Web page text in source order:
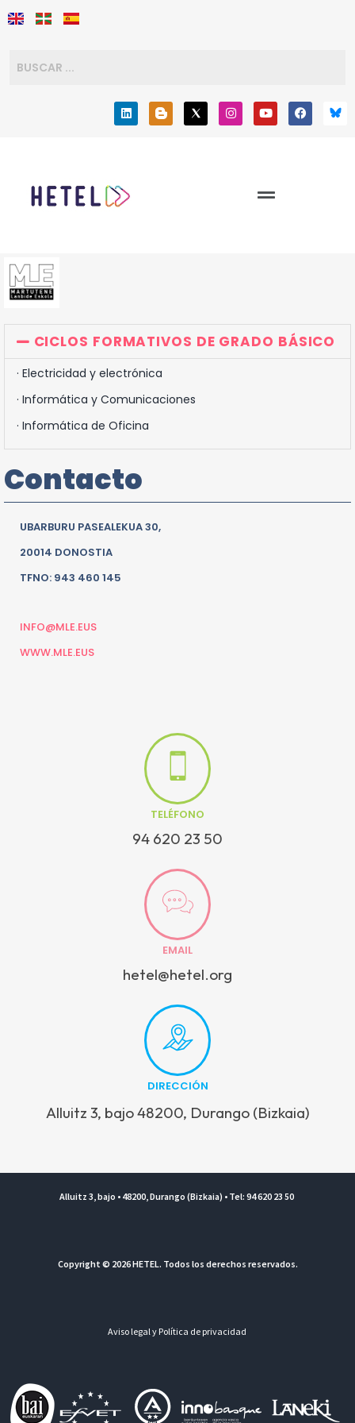
CICLOS FORMATIVOS DE GRADO BÁSICO
· Electricidad y electrónica
· Informática y Comunicaciones
· Informática de Oficina
Contacto
UBARBURU PASEALEKUA 30,
20014 DONOSTIA
TFNO: 943 460 145
INFO@MLE.EUS
WWW.MLE.EUS
TELÉFONO
94 620 23 50
EMAIL
hetel@hetel.org
DIRECCIÓN
Alluitz 3, bajo 48200, Durango (Bizkaia)
Alluitz 3, bajo • 48200, Durango (Bizkaia) • Tel: 94 620 23 50
Copyright © 2026 HETEL. Todos los derechos reservados.
Aviso legal y Política de privacidad